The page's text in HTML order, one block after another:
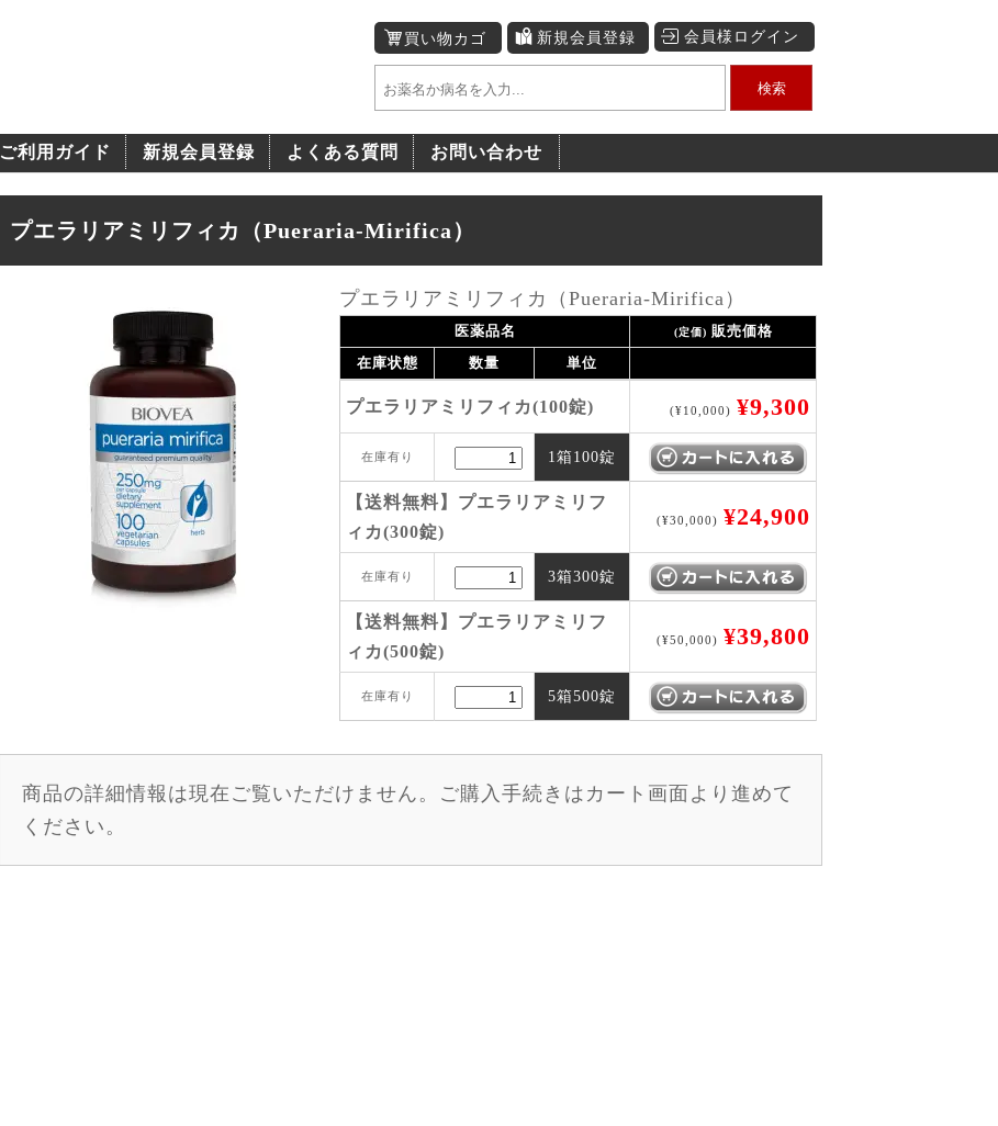
買い物カゴ 新規会員登録 会員様ログイン
検索
ご利用ガイド 新規会員登録 よくある質問 お問い合わせ
プエラリアミリフィカ（Pueraria-Mirifica）
プエラリアミリフィカ（Pueraria-Mirifica）
医薬品名 (定価) 販売価格
在庫状態
数量 単位
プエラリアミリフィカ(100錠) (¥10,000) ¥9,300
在庫有り 1箱100錠
【送料無料】プエラリアミリフ
ィカ(300錠)
(¥30,000) ¥24,900
在庫有り 3箱300錠
【送料無料】プエラリアミリフ
ィカ(500錠)
(¥50,000) ¥39,800
在庫有り 5箱500錠
商品の詳細情報は現在ご覧いただけません。ご購入手続きはカート画面より進めて
ください。